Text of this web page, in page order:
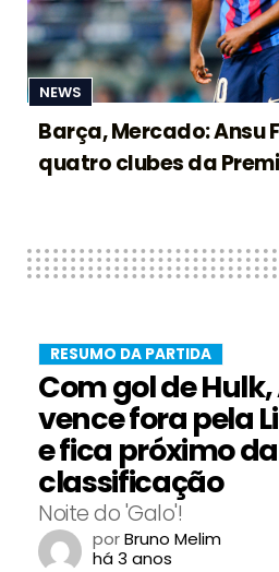
NEWS
Barça, Mercado: Ansu
quatro clubes da
RESUMO DA PARTIDA
Com gol de
vence fora pela
e fica próximo da
classificação
Noite do 'Galo'!
porBruno Melim
há 3 anos